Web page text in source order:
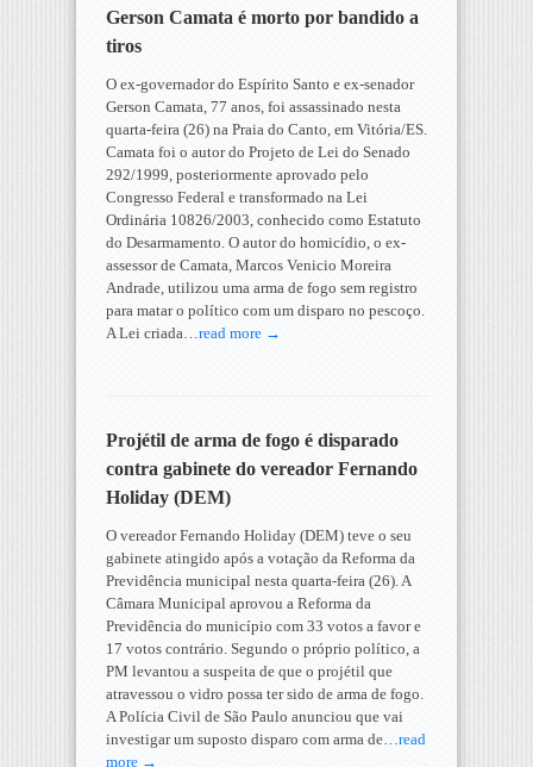
Gerson Camata é morto por bandido a
tiros
O ex-governador do Espírito Santo e ex-senador
Gerson Camata, 77 anos, foi assassinado nesta
quarta-feira (26) na Praia do Canto, em Vitória/ES.
Camata foi o autor do Projeto de Lei do Senado
292/1999, posteriormente aprovado pelo
Congresso Federal e transformado na Lei
Ordinária 10826/2003, conhecido como Estatuto
do Desarmamento. O autor do homicídio, o ex-
assessor de Camata, Marcos Venicio Moreira
Andrade, utilizou uma arma de fogo sem registro
para matar o político com um disparo no pescoço.
A Lei criada…read more →
Projétil de arma de fogo é disparado
contra gabinete do vereador Fernando
Holiday (DEM)
O vereador Fernando Holiday (DEM) teve o seu
gabinete atingido após a votação da Reforma da
Previdência municipal nesta quarta-feira (26). A
Câmara Municipal aprovou a Reforma da
Previdência do município com 33 votos a favor e
17 votos contrário. Segundo o próprio político, a
PM levantou a suspeita de que o projétil que
atravessou o vidro possa ter sido de arma de fogo.
A Polícia Civil de São Paulo anunciou que vai
investigar um suposto disparo com arma de…read
more →